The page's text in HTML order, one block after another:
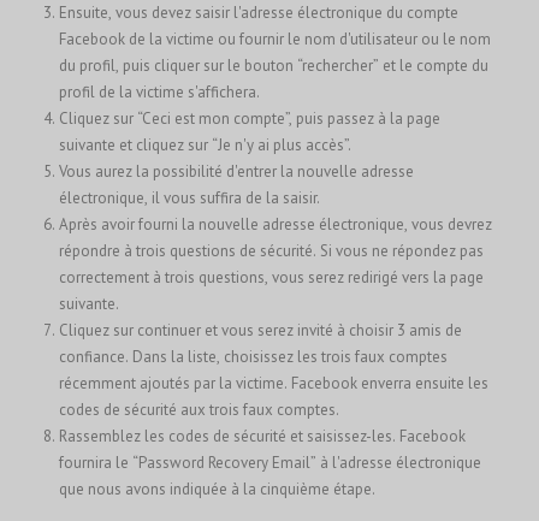
Ensuite, vous devez saisir l'adresse électronique du compte
Facebook de la victime ou fournir le nom d'utilisateur ou le nom
du profil, puis cliquer sur le bouton “rechercher” et le compte du
profil de la victime s'affichera.
Cliquez sur “Ceci est mon compte”, puis passez à la page
suivante et cliquez sur “Je n'y ai plus accès”.
Vous aurez la possibilité d'entrer la nouvelle adresse
électronique, il vous suffira de la saisir.
Après avoir fourni la nouvelle adresse électronique, vous devrez
répondre à trois questions de sécurité. Si vous ne répondez pas
correctement à trois questions, vous serez redirigé vers la page
suivante.
Cliquez sur continuer et vous serez invité à choisir 3 amis de
confiance. Dans la liste, choisissez les trois faux comptes
récemment ajoutés par la victime. Facebook enverra ensuite les
codes de sécurité aux trois faux comptes.
Rassemblez les codes de sécurité et saisissez-les. Facebook
fournira le “Password Recovery Email” à l'adresse électronique
que nous avons indiquée à la cinquième étape.